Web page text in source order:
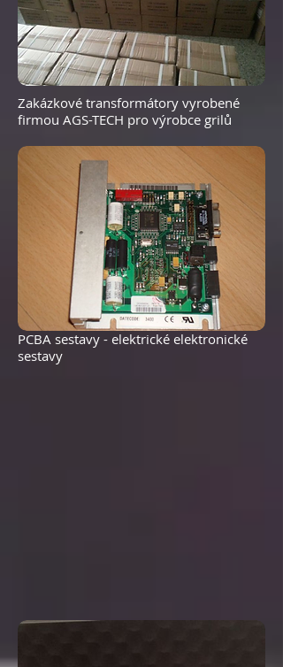
Zakázkové transformátory vyrobené
firmou AGS-TECH pro výrobce grilů
PCBA sestavy - elektrické elektronické
sestavy